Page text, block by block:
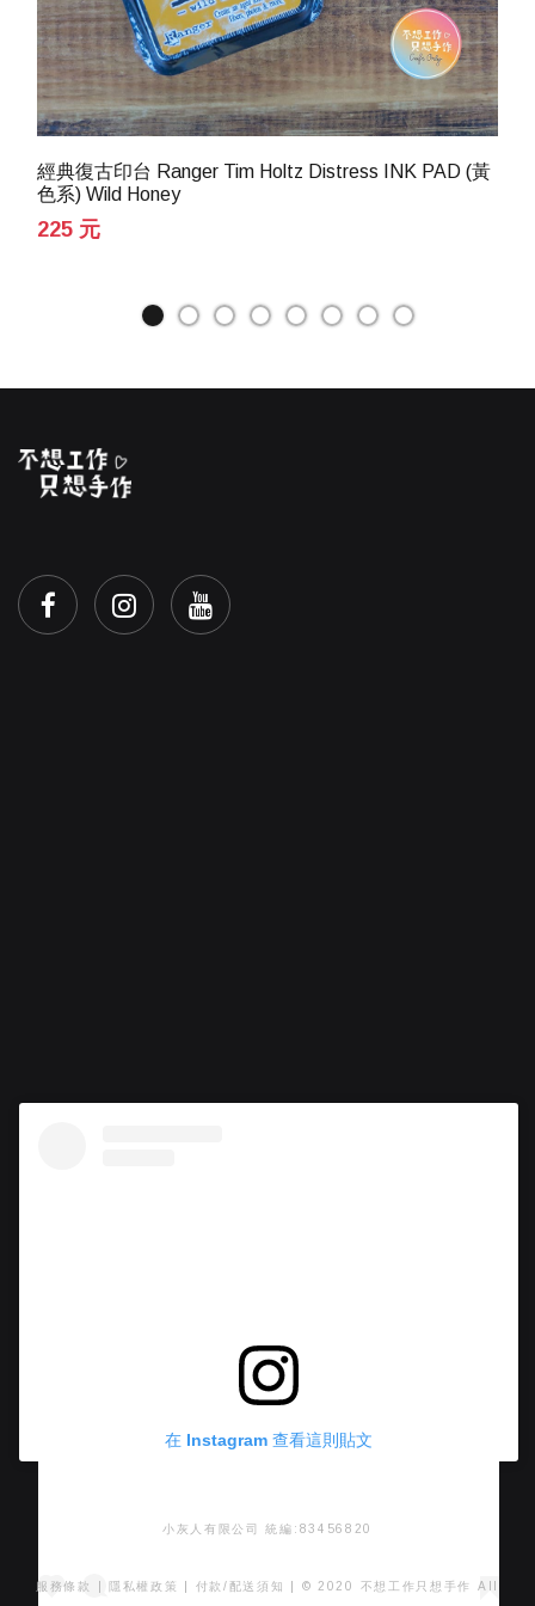
經典復古印台 Ranger Tim Holtz Distress INK PAD (黃
色系) Wild Honey
225 元
在 Instagram 查看這則貼文
小灰人有限公司 統編:83456820
服務條款 隱私權政策 付款/配送須知 | © 2020 不想工作只想手作 All